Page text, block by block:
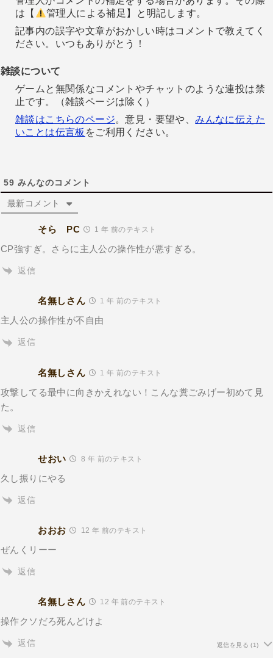
は【
管理人による補足】と明記します。
記事内の誤字や文章がおかしい時はコメントで教えてく
ださい。いつもありがとう！
雑談について
ゲームと無関係なコメントやチャットのような連投は禁
止です。（雑談ページは除く）
雑談はこちらのページ。意見・要望や、みんなに伝えた
いことは伝言板 をご利用ください。
59 みんなのコメント
最新コメント
そら PC 1 年 前のテキスト
CP強すぎ。さらに主人公の操作性が悪すぎる。
返信
名無しさん 1 年 前のテキスト
主人公の操作性が不自由
返信
名無しさん 1 年 前のテキスト
攻撃してる最中に向きかえれない！こんな糞ごみげー初めて見
た。
返信
せおい 8 年 前のテキスト
久し振りにやる
返信
おおお 12 年 前のテキスト
ぜんくリーー
返信
名無しさん 12 年 前のテキスト
操作クソだろ死んどけよ
返信 返信を見る (1)